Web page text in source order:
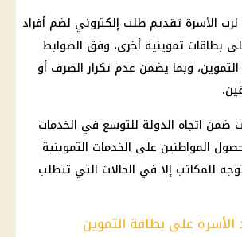
الأسرة تقديم طلب إلكتروني لضم أفراد
بطاقات تموينية أخرى، وفق الضوابط
وبما يضمن عدم تكرار الصرف أو
ضمن اتجاه الدولة للتوسع في الخدمات
المواطنين على الخدمات التموينية
للمكاتب إلا في الحالات التي تتطلب
على بطاقة التموين